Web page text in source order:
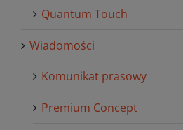
Quantum Touch
Wiadomości
Komunikat prasowy
Premium Concept